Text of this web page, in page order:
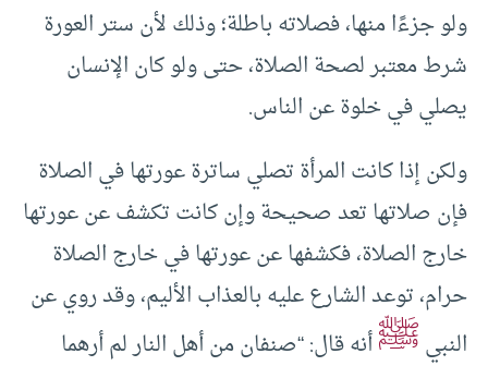
ولو جزءًا منها، فصلاته باطلة؛ وذلك لأن ستر العورة
شرط معتبر لصحة الصلاة، حتى ولو كان الإنسان
يصلي في خلوة عن الناس.
ولكن إذا كانت المرأة تصلي ساترة عورتها في الصلاة
فإن صلاتها تعد صحيحة وإن كانت تكشف عن عورتها
خارج الصلاة، فكشفها عن عورتها في خارج الصلاة
حرام، توعد الشارع عليه بالعذاب الأليم، وقد روي عن
النبيﷺأنه قال: “صنفان من أهل النار لم أرهما